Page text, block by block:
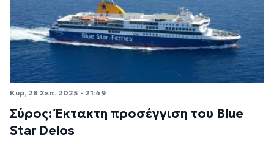
Κυρ, 28 Σεπ. 2025 - 21:49
Σύρος: Έκτακτη προσέγγιση του Blue
Star Delos